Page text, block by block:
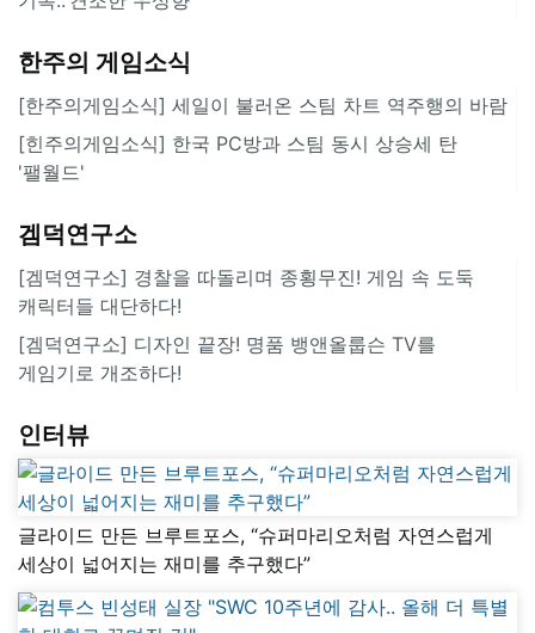
한주의 게임소식
[한주의게임소식] 세일이 불러온 스팀 차트 역주행의 바람
[힌주의게임소식] 한국 PC방과 스팀 동시 상승세 탄
'팰월드'
겜덕연구소
[겜덕연구소] 경찰을 따돌리며 종횡무진! 게임 속 도둑
캐릭터들 대단하다!
[겜덕연구소] 디자인 끝장! 명품 뱅앤올룹슨 TV를
게임기로 개조하다!
인터뷰
글라이드 만든 브루트포스, “슈퍼마리오처럼 자연스럽게
세상이 넓어지는 재미를 추구했다”